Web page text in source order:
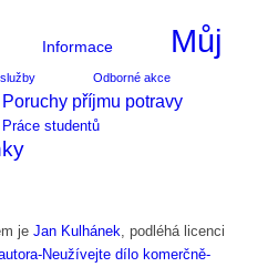
Informace
Můj
Odborné akce
Poruchy příjmu potravy
Práce studentů
je Jan Kulhánek , podléhá licenci
Neužívejte dílo komerčně-